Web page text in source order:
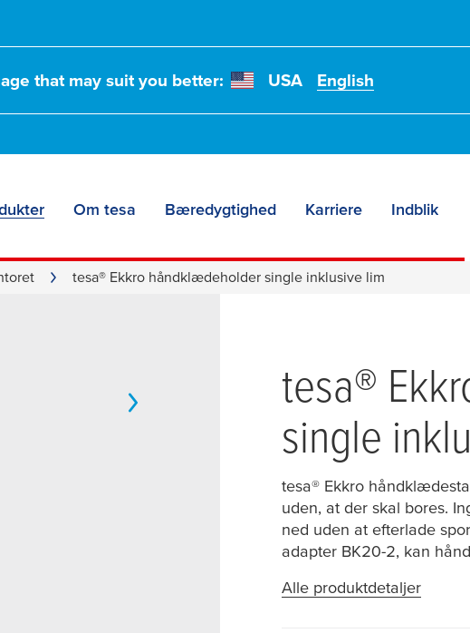
that may suit you better: USA English
Om tesa Bæredygtighed Karriere Indblik
tesa® Ekkro håndklædeholder single inklusive lim
tesa®
single
tesa® Ekkro
uden, at der skal bores.
ned uden at efterlade
adapter BK20-2, kan
Alle produktdetaljer